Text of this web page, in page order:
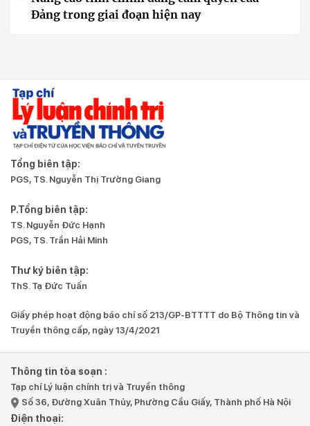
Đảng trong giai đoạn hiện nay
Tổng biên tập:
PGS, TS. Nguyễn Thị Trường Giang
P.Tổng biên tập:
TS. Nguyễn Đức Hạnh
PGS, TS. Trần Hải Minh
Thư ký biên tập:
ThS. Tạ Đức Tuấn
Giấy phép hoạt động báo chí số 213/GP-BTTTT do Bộ Thông tin và
Truyền thông cấp, ngày 13/4/2021
Thông tin tòa soạn :
Tạp chí Lý luận chính trị và Truyền thông
Số 36, Đường Xuân Thủy, Phường Cầu Giấy, Thành phố Hà Nội
Điện thoại: